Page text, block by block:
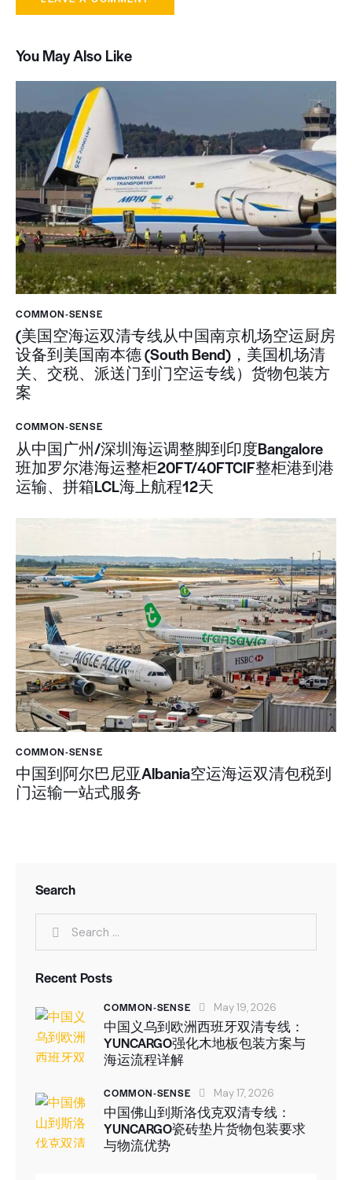
You May Also Like
COMMON-SENSE
(美国空海运双清专线从中国南京机场空运厨房
设备到美国南本德 (South Bend)，美国机场清
关、交税、派送门到门空运专线）货物包装方
案
COMMON-SENSE
从中国广州/深圳海运调整脚到印度Bangalore
班加罗尔港海运整柜20FT/40FTCIF整柜港到港
运输、拼箱LCL海上航程12天
COMMON-SENSE
中国到阿尔巴尼亚Albania空运海运双清包税到
门运输一站式服务
Search
Recent Posts
COMMON-SENSE May 19, 2026
中国义乌到欧洲西班牙双清专线：
YUNCARGO强化木地板包装方案与
海运流程详解
COMMON-SENSE May 17, 2026
中国佛山到斯洛伐克双清专线：
YUNCARGO瓷砖垫片货物包装要求
与物流优势